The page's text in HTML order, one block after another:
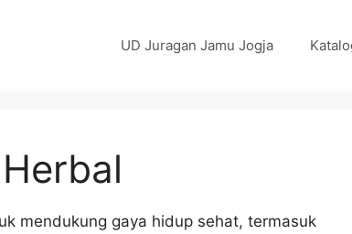
UD Juragan Jamu Jogja
mendukung gaya hidup sehat, termasuk